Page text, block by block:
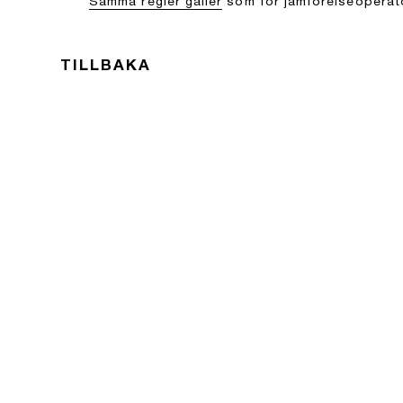
Samma regler gäller som för
TILLBAKA